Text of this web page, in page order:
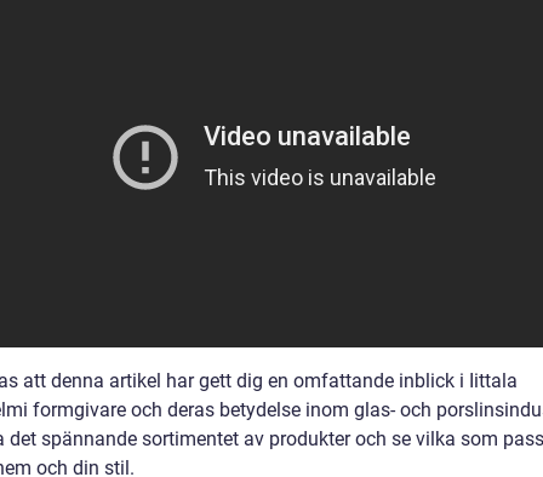
att denna artikel har gett dig en omfattande inblick i Iittala
formgivare och deras betydelse inom glas- och
det spännande sortimentet av produkter och se vilka som
och din stil.